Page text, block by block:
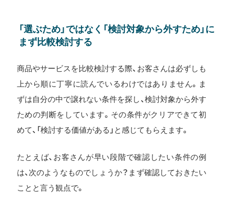
「選ぶため」ではなく「検討対象から外すため」に
まず比較検討する
商品やサービスを比較検討する際、お客さんは必ずしも
上から順に丁寧に読んでいるわけではありません。ま
ずは自分の中で譲れない条件を探し、検討対象から外す
ための判断をしています。その条件がクリアできて初
めて、「検討する価値がある」と感じてもらえます。
たとえば、お客さんが早い段階で確認したい条件の例
は、次のようなものでしょうか？まず確認しておきたい
ことと言う観点で。